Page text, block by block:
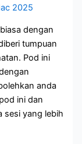
2025
dengan
tumpuan
Pod ini
anda
ini dan
sesi yang lebih